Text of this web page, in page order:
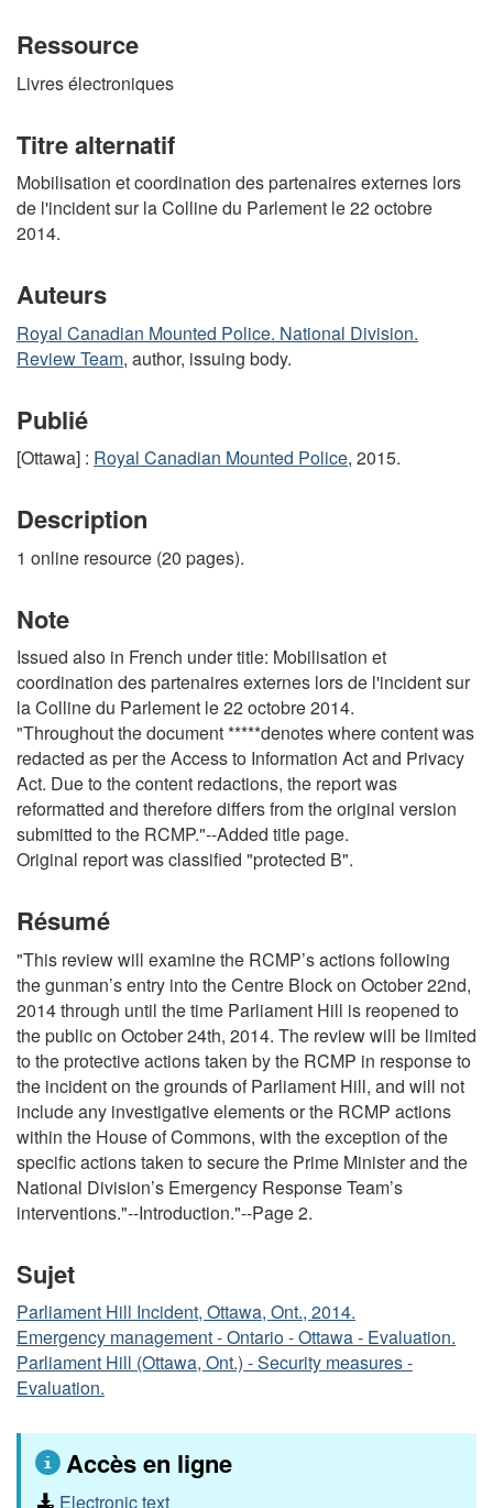
Ressource
Livres électroniques
Titre alternatif
Mobilisation et coordination des partenaires externes lors
de l'incident sur la Colline du Parlement le 22 octobre
2014.
Auteurs
Royal Canadian Mounted Police. National Division.
Review Team, author, issuing body.
Publié
[Ottawa] : Royal Canadian Mounted Police, 2015.
Description
1 online resource (20 pages).
Note
Issued also in French under title: Mobilisation et
coordination des partenaires externes lors de l'incident sur
la Colline du Parlement le 22 octobre 2014.
"Throughout the document *****denotes where content was
redacted as per the Access to Information Act and Privacy
Act. Due to the content redactions, the report was
reformatted and therefore differs from the original version
submitted to the RCMP."--Added title page.
Original report was classified "protected B".
Résumé
"This review will examine the RCMP’s actions following
the gunman’s entry into the Centre Block on October 22nd,
2014 through until the time Parliament Hill is reopened to
the public on October 24th, 2014. The review will be limited
to the protective actions taken by the RCMP in response to
the incident on the grounds of Parliament Hill, and will not
include any investigative elements or the RCMP actions
within the House of Commons, with the exception of the
specific actions taken to secure the Prime Minister and the
National Division’s Emergency Response Team’s
interventions."--Introduction."--Page 2.
Sujet
Parliament Hill Incident, Ottawa, Ont., 2014.
Emergency management - Ontario - Ottawa - Evaluation.
Parliament Hill (Ottawa, Ont.) - Security measures -
Evaluation.
Accès en ligne
Electronic text